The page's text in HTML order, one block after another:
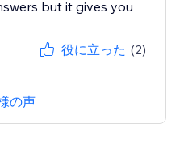
but it gives you
役に立った (2)
の声